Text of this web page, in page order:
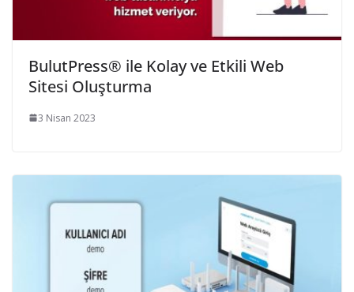
BulutPress® ile Kolay ve Etkili Web
Sitesi Oluşturma
3 Nisan 2023